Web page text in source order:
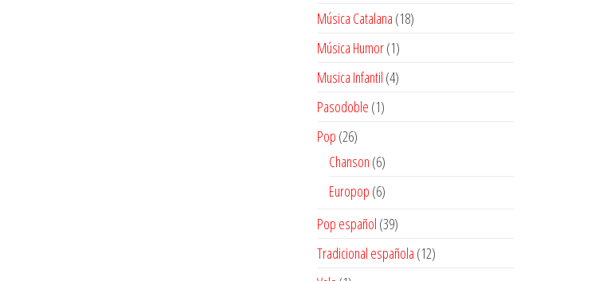
productos
Música Catalana 1818
Música Humor 11
producto
Musica Infantil 44
Pasodoble 11
Pop 2626
productos
Chanson 66
productos
Europop 66
Pop español 3939
productos
Tradicional española 1212